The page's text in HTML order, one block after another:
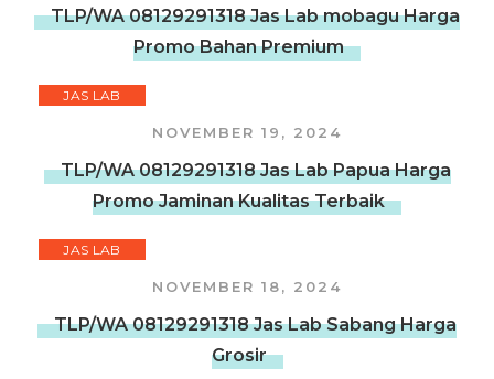
TLP/WA 08129291318 Jas Lab mobagu Harga
Promo Bahan Premium
JAS LAB
NOVEMBER 19, 2024
TLP/WA 08129291318 Jas Lab Papua Harga
Promo Jaminan Kualitas Terbaik
JAS LAB
NOVEMBER 18, 2024
TLP/WA 08129291318 Jas Lab Sabang Harga
Grosir